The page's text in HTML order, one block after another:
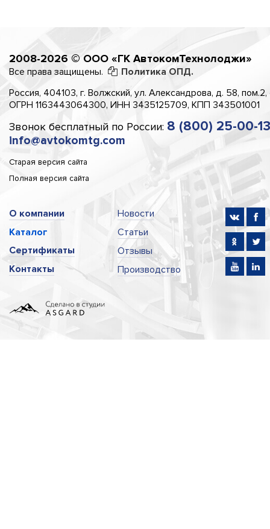
2008-2026 © ООО «ГК АвтокомТехнолоджи»
Все права защищены.
Политика ОПД.
Россия, 404103, г. Волжский, ул. Александрова, д. 58,
ОГРН 1163443064300, ИНН 3435125709, КПП 343501001
Звонок бесплатный по России: 8 (800) 25-00-
info@avtokomtg.com
Старая версия сайта
Полная версия сайта
О компании
Каталог
Сертификаты
Контакты
Новости
Статьи
Отзывы
Производство